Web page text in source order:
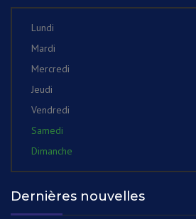
Lundi
Mardi
Mercredi
Jeudi
Vendredi
Samedi
Dimanche
Dernières nouvelles